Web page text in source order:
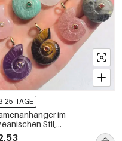
25 TAGE
im
Stil,
aus